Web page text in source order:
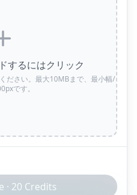
するにはクリック
ださい。最大10MBまで、最小幅/
です。
· 20 Credits